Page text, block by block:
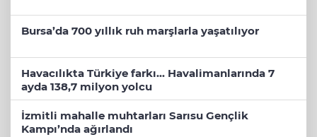
Bursa’da 700 yıllık ruh marşlarla yaşatılıyor
Havacılıkta Türkiye farkı... Havalimanlarında 7
ayda 138,7 milyon yolcu
İzmitli mahalle muhtarları Sarısu Gençlik
Kampı’nda ağırlandı